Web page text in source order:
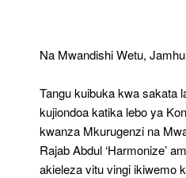
Na Mwandishi Wetu,
Tangu kuibuka kwa sakata
kujiondoa katika lebo ya
kwanza Mkurugenzi na
Rajab Abdul ‘Harmonize’
akieleza vitu vingi ikiwemo